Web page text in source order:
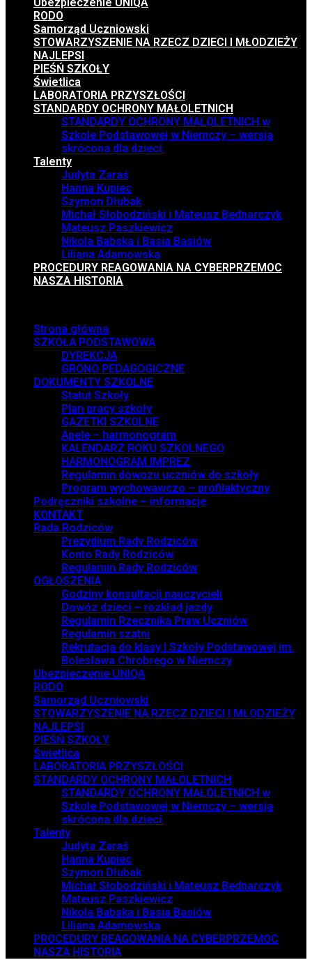
RODO
Samorząd Uczniowski
STOWARZYSZENIE NA RZECZ DZIECI I MŁODZIEŻY
NAJLEPSI
PIEŚŃ SZKOŁY
Świetlica
LABORATORIA PRZYSZŁOŚCI
STANDARDY OCHRONY MAŁOLETNICH
STANDARDY OCHRONY MAŁOLETNICH w
Szkole Podstawowej w Niemczy – wersja
skrócona dla dzieci.
Talenty
Judyta Zaraś
Hanna Kupiec
Szymon Dłubak
Michał Słobodziński i Mateusz Bednarczyk
Mateusz Paszkiewicz
Nikola Babska i Basia Basiów
Liliana Adamowska
PROCEDURY REAGOWANIA NA CYBERPRZEMOC
NASZA HISTORIA
Strona główna
SZKOŁA PODSTAWOWA
DYREKCJA
GRONO PEDAGOGICZNE
DOKUMENTY SZKOLNE
Statut Szkoły
Plan pracy szkoły
GAZETKI SZKOLNE
Apele – harmonogram
KALENDARZ ROKU SZKOLNEGO
HARMONOGRAM IMPREZ
Regulamin dowozu uczniów do szkoły
Program wychowawczo – profilaktyczny
Podręczniki szkolne – informacje
KONTAKT
Rada Rodziców
Prezydium Rady Rodziców
Konto Rady Rodziców
Regulamin Rady Rodziców
OGŁOSZENIA
Godziny konsultacji nauczycieli
Dowóz dzieci – rozkład jazdy
Regulamin Rzecznika Praw Uczniów
Regulamin szatni
Rekrutacja do klasy I Szkoły Podstawowej im.
Bolesława Chrobrego w Niemczy
Ubezpieczenie UNIQA
RODO
Samorząd Uczniowski
STOWARZYSZENIE NA RZECZ DZIECI I MŁODZIEŻY
NAJLEPSI
PIEŚŃ SZKOŁY
Świetlica
LABORATORIA PRZYSZŁOŚCI
STANDARDY OCHRONY MAŁOLETNICH
STANDARDY OCHRONY MAŁOLETNICH w
Szkole Podstawowej w Niemczy – wersja
skrócona dla dzieci.
Talenty
Judyta Zaraś
Hanna Kupiec
Szymon Dłubak
Michał Słobodziński i Mateusz Bednarczyk
Mateusz Paszkiewicz
Nikola Babska i Basia Basiów
Liliana Adamowska
PROCEDURY REAGOWANIA NA CYBERPRZEMOC
NASZA HISTORIA